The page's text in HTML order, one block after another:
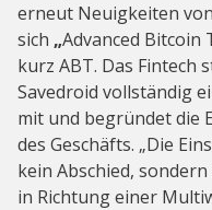
erneut Neuigkeiten
sich „Advanced Bitcoin
kurz ABT. Das Fintech
Savedroid vollständig
mit und begründet die
des Geschäfts. „Die
kein Abschied,
in Richtung einer